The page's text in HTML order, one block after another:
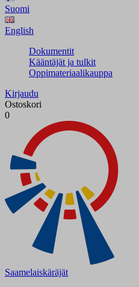
Suomi
English
Dokumentit
Kääntäjät ja tulkit
Oppimateriaalikauppa
Kirjaudu
Ostoskori
0
Saamelaiskäräjät